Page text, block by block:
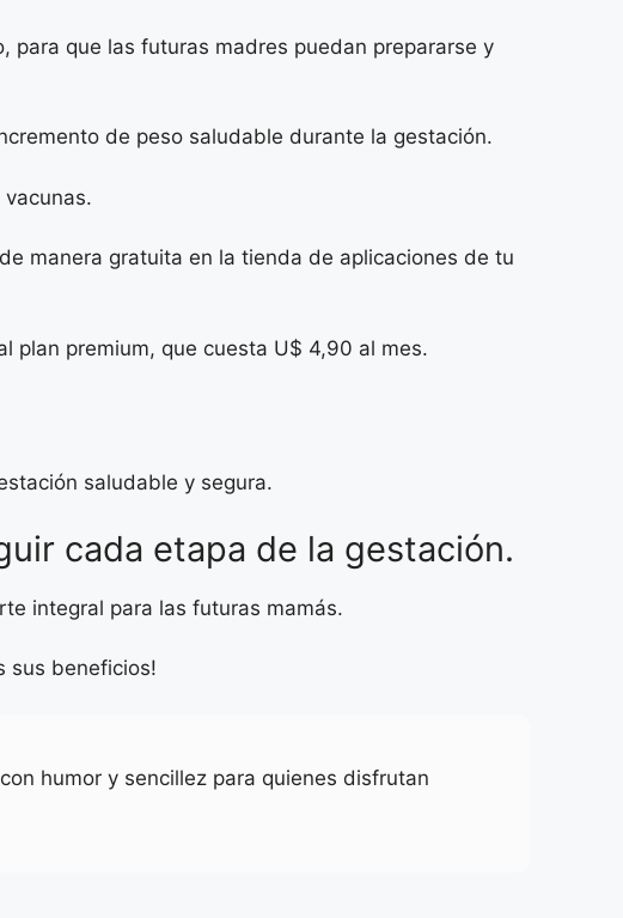
para que las futuras madres puedan prepararse y
de peso saludable durante la gestación.
manera gratuita en la tienda de aplicaciones de tu
plan premium, que cuesta U$ 4,90 al mes.
saludable y segura.
cada etapa de la gestación.
integral para las futuras mamás.
sus beneficios!
humor y sencillez para quienes disfrutan